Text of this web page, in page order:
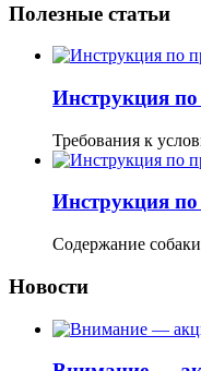
Полезные статьи
Инструкция
Требования к
Инструкция
Содержание
Новости